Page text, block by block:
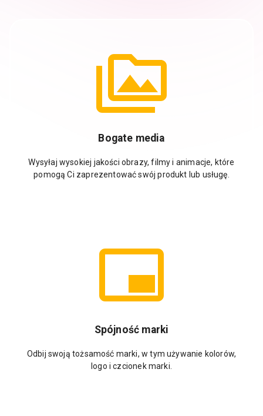
Bogate media
Wysyłaj wysokiej jakości obrazy, filmy i animacje, które
pomogą Ci zaprezentować swój produkt lub usługę.
Spójność marki
Odbij swoją tożsamość marki, w tym używanie kolorów,
logo i czcionek marki.